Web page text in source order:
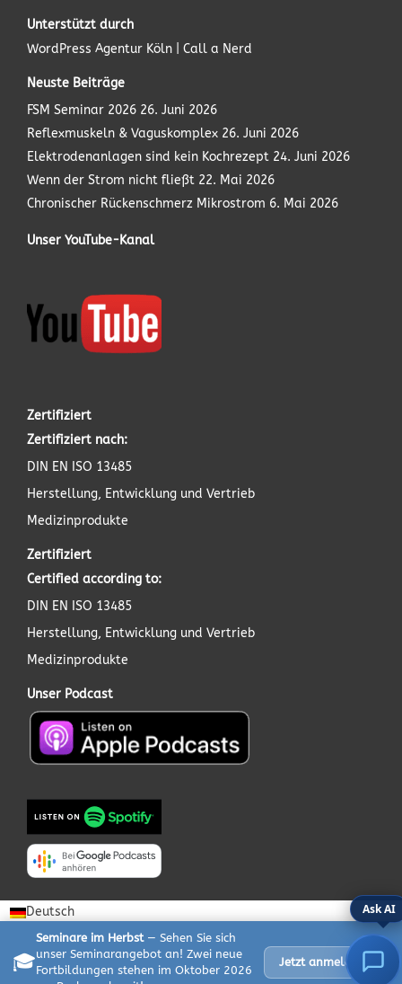
Unterstützt durch
WordPress Agentur Köln | Call a Nerd
Neuste Beiträge
FSM Seminar 2026 26. Juni 2026
Reflexmuskeln & Vaguskomplex 26. Juni 2026
Elektrodenanlagen sind kein Kochrezept 24. Juni 2026
Wenn der Strom nicht fließt 22. Mai 2026
Chronischer Rückenschmerz Mikrostrom 6. Mai 2026
Unser YouTube-Kanal
Zertifiziert
Zertifiziert nach:
DIN EN ISO 13485
Herstellung, Entwicklung und Vertrieb
Medizinprodukte
Zertifiziert
Certified according to:
DIN EN ISO 13485
Herstellung, Entwicklung und Vertrieb
Medizinprodukte
Unser Podcast
Ask AI
🎓
Seminare im Herbst— Sehen Sie sich
unser Seminarangebot an! Zwei neue
Fortbildungen stehen im Oktober 2026
Jetzt anmelden ✕
Deutsch